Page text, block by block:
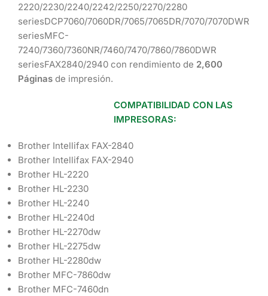
2220/2230/2240/2242/2250/2270/2280
seriesDCP7060/7060DR/7065/7065DR/7070/7070DWR
seriesMFC-
7240/7360/7360NR/7460/7470/7860/7860DWR
seriesFAX2840/2940 con rendimiento de 2,600
Páginas de impresión.
COMPATIBILIDAD CON LAS
IMPRESORAS:
Brother Intellifax FAX-2840
Brother Intellifax FAX-2940
Brother HL-2220
Brother HL-2230
Brother HL-2240
Brother HL-2240d
Brother HL-2270dw
Brother HL-2275dw
Brother HL-2280dw
Brother MFC-7860dw
Brother MFC-7460dn